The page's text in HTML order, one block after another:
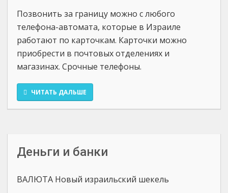
Позвонить за границу можно с любого
телефона-автомата, которые в Израиле
работают по карточкам. Карточки можно
приобрести в почтовых отделениях и
магазинах. Срочные телефоны.
ЧИТАТЬ ДАЛЬШЕ
Деньги и банки
ВАЛЮТА Новый израильский шекель